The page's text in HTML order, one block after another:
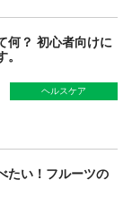
何？ 初心者向けに
。
ヘルスケア
たい！フルーツの